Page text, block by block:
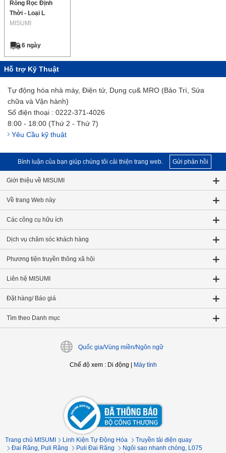
Ròng Rọc Định
Thời - Loại L
MISUMI
6 ngày
Hỗ trợ Kỹ Thuật
Tự động hóa nhà máy, Điện tử, Dụng cụ& MRO (Bảo Trì, Sửa
chữa và Vận hành)
Số điện thoại : 0222-371-4026
8:00 - 18:00 (Thứ 2 - Thứ 7)
Yêu Cầu kỹ thuật
Bình luận của bạn giúp chúng tôi cải thiện trang web. Gửi phản hồi
Giới thiệu về MISUMI
Về trang Web này
Các công cụ hữu ích
Dịch vụ chăm sóc khách hàng
Phương tiện truyền thông xã hội
Liên hệ MISUMI
Đặt hàng/ Báo giá
Tìm theo Danh mục
Quốc gia/Vùng miền/Ngôn ngữ
Chế độ xem: Di động Máy tính
Trang chủ MISUMI Linh Kiện Tự Động Hóa
Truyền tải điện quay
Đai Răng, Puli Răng
Puli Đai Răng
Ngôi sao nhanh chóng, L075